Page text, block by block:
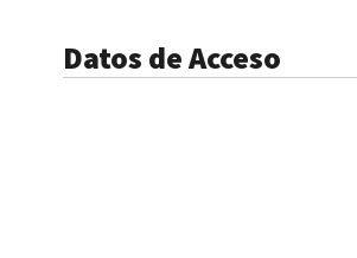
Datos de Acceso